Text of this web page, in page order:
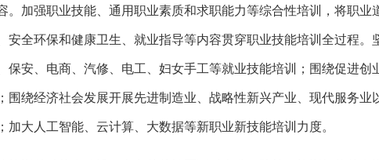
加强职业技能、通用职业素质和求职能力等综合性培训，将职业
安全环保和健康卫生、就业指导等内容贯穿职业技能培训全过程
保安、电商、汽修、电工、妇女手工等就业技能培训；围绕促进
围绕经济社会发展开展先进制造业、战略性新兴产业、现代服务
加大人工智能、云计算、大数据等新职业新技能培训力度。